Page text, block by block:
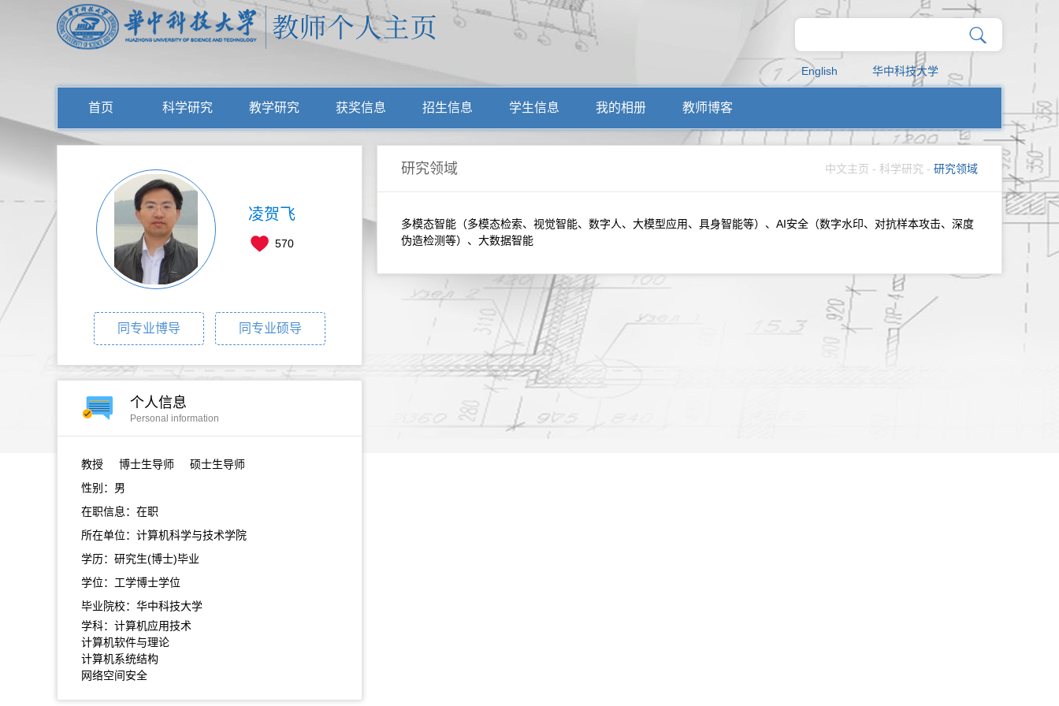
English 华中科技大学
首页 科学研究 教学研究 获奖信息 招生信息 学生信息 我的相册 教师博客
凌贺飞
570
同专业博导 同专业硕导
个人信息
Personal information
教授
博士生导师 硕士生导师
性别：男
在职信息：在职
所在单位：计算机科学与技术学院
学历：研究生(博士)毕业
学位：工学博士学位
毕业院校：华中科技大学
学科：计算机应用技术
计算机软件与理论
计算机系统结构
网络空间安全
研究领域 中文主页 - 科学研究 - 研究领域
多模态智能（多模态检索、视觉智能、数字人、大模型应用、具身智能等）、AI安全（数字水印、对抗样本攻击、深度
伪造检测等）、大数据智能